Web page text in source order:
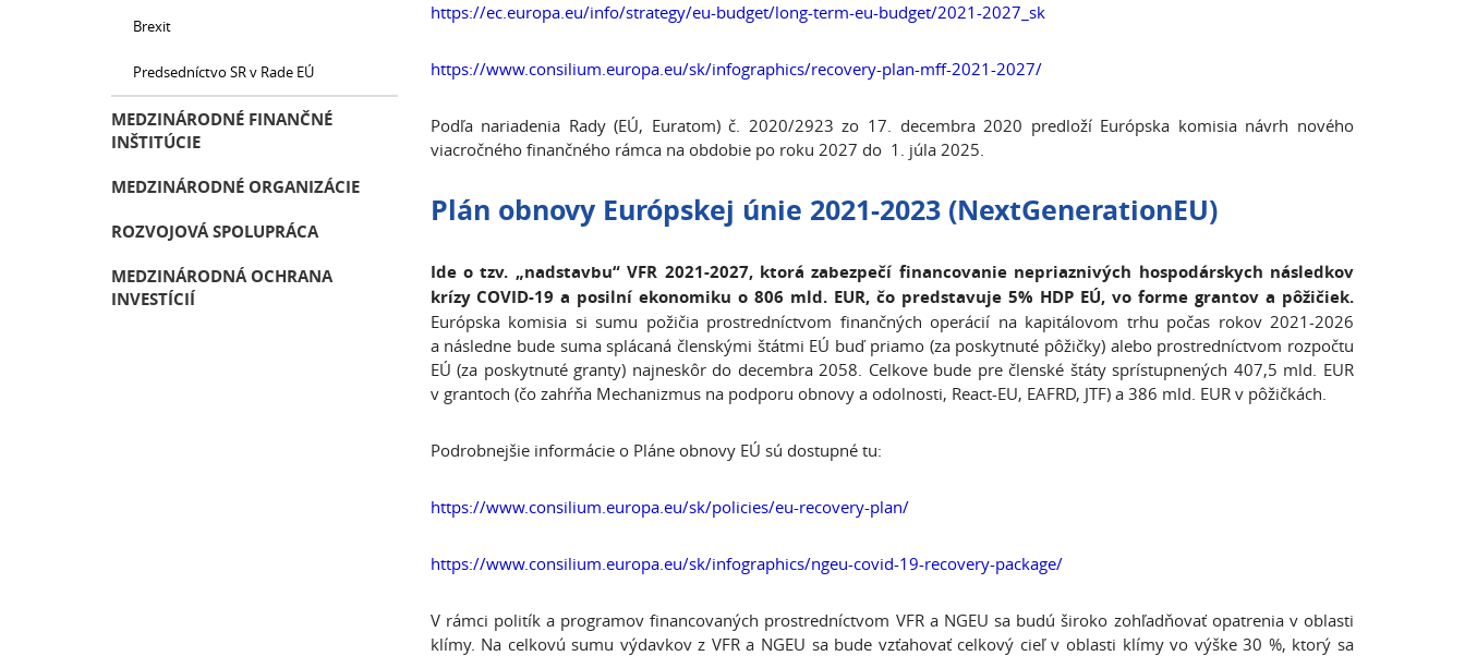
https://ec.europa.eu/info/strategy/eu-budget/long-term-eu-budget/2021-2027_sk
https://www.consilium.europa.eu/sk/infographics/recovery-plan-mff-2021-2027/
Podľa nariadenia Rady (EÚ, Euratom) č. 2020/2923 zo 17. decembra 2020 predloží Európska komisia návrh nového
viacročného finančného rámca na obdobie po roku 2027 do 1. júla 2025.
Plán obnovy Európskej únie 2021-2023 (NextGenerationEU)
Ide o tzv. „nadstavbu“ VFR 2021-2027, ktorá zabezpečí financovanie nepriaznivých hospodárskych následkov
krízy COVID-19 a posilní ekonomiku o 806 mld. EUR, čo predstavuje 5% HDP EÚ, vo forme grantov a pôžičiek.
Európska komisia si sumu požičia prostredníctvom finančných operácií na kapitálovom trhu počas rokov 2021-2026
a následne bude suma splácaná členskými štátmi EÚ buď priamo (za poskytnuté pôžičky) alebo prostredníctvom rozpočtu
EÚ (za poskytnuté granty) najneskôr do decembra 2058. Celkove bude pre členské štáty sprístupnených 407,5 mld. EUR
v grantoch (čo zahŕňa Mechanizmus na podporu obnovy a odolnosti, React-EU, EAFRD, JTF) a 386 mld. EUR v pôžičkách.
Podrobnejšie informácie o Pláne obnovy EÚ sú dostupné tu:
https://www.consilium.europa.eu/sk/policies/eu-recovery-plan/
https://www.consilium.europa.eu/sk/infographics/ngeu-covid-19-recovery-package/
V rámci politík a programov financovaných prostredníctvom VFR a NGEU sa budú široko zohľadňovať opatrenia v oblasti
klímy. Na celkovú sumu výdavkov z VFR a NGEU sa bude vzťahovať celkový cieľ v oblasti klímy vo výške 30 %, ktorý sa
Brexit
Predsedníctvo SR v Rade EÚ
MEDZINÁRODNÉ FINANČNÉ
INŠTITÚCIE
MEDZINÁRODNÉ ORGANIZÁCIE
ROZVOJOVÁ SPOLUPRÁCA
MEDZINÁRODNÁ OCHRANA
INVESTÍCIÍ